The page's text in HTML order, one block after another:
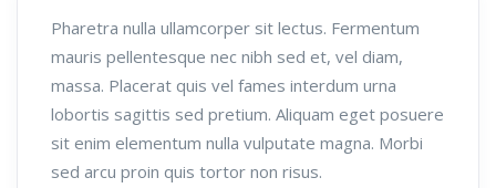
Pharetra nulla ullamcorper sit lectus. Fermentum
mauris pellentesque nec nibh sed et, vel diam,
massa. Placerat quis vel fames interdum urna
lobortis sagittis sed pretium. Aliquam eget posuere
sit enim elementum nulla vulputate magna. Morbi
sed arcu proin quis tortor non risus.